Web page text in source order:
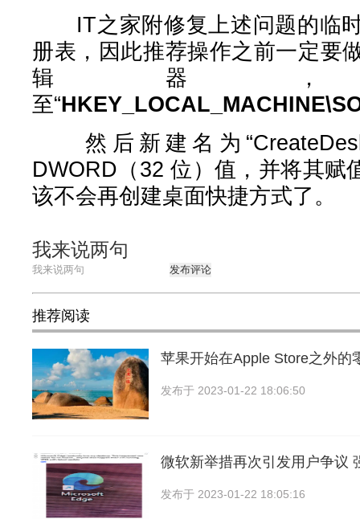
IT之家附修复上述问题的临时
册表，因此推荐操作之前一定要
辑器
至“
然后新建名为
DWORD（32 位）值，并将其赋
该不会再创建桌面快捷方式了。
我来说两句
发布评论
推荐阅读
苹果开始在Apple Store之外的
发布于 2023-01-22 18:06:50
微软新举措再次引发用户争议
发布于 2023-01-22 18:05:16